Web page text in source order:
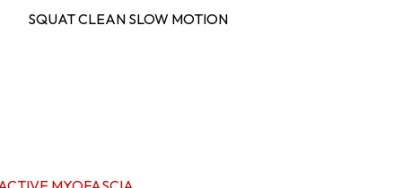
SQUAT CLEAN SLOW MOTION